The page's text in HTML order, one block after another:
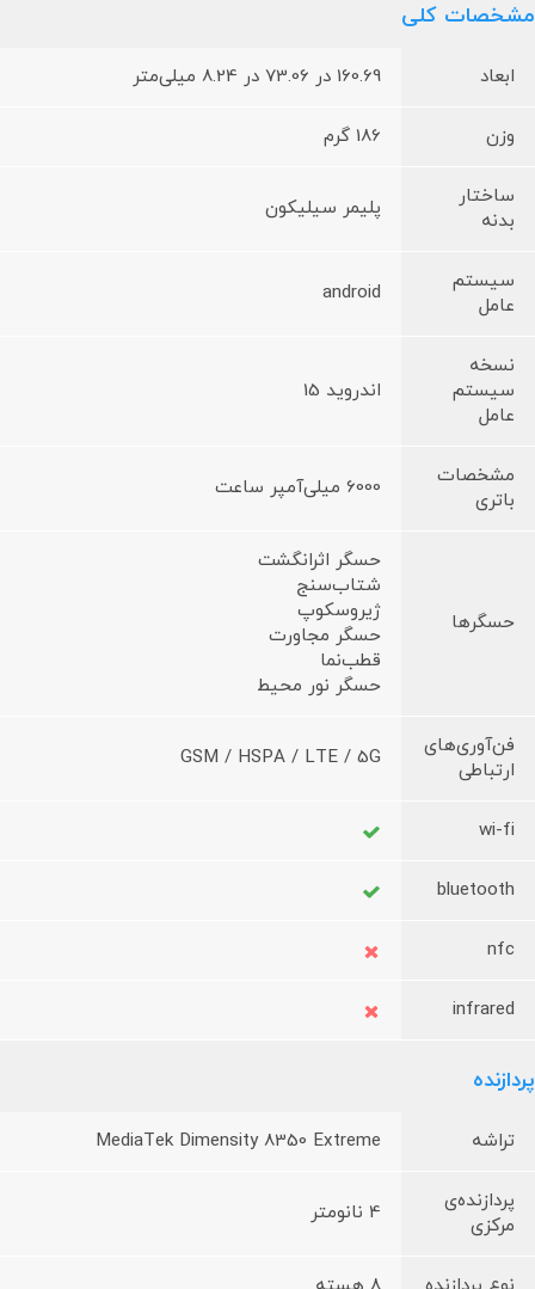
مشخصات کلی
ابعاد 160.69 در 73.06 در 8.24 میلی‌متر
وزن 186 گرم
ساختار
بدنه
پلیمر سیلیکون
سیستم
عامل
android
نسخه
سیستم
عامل
اندروید 15
مشخصات
باتری
6000 میلی‌آمپر ساعت
حسگرها
حسگر اثرانگشت
شتاب‌سنج
ژیروسکوپ
حسگر مجاورت
قطب‌نما
حسگر نور محیط
فن‌آوری‌های
ارتباطی
GSM / HSPA / LTE / 5G
wi-fi
bluetooth
nfc
infrared
پردازنده
تراشه MediaTek Dimensity 8350 Extreme
پردازنده‌ی
مرکزی
4 نانومتر